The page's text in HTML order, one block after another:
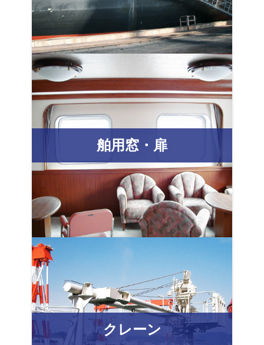
舶用窓・扉
クレーン